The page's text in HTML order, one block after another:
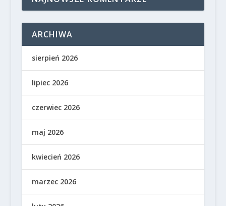
ARCHIWA
sierpień 2026
lipiec 2026
czerwiec 2026
maj 2026
kwiecień 2026
marzec 2026